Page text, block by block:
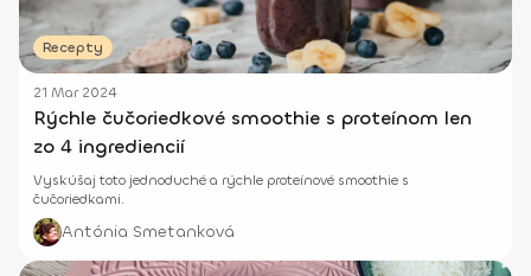
Recepty
21 Mar 2024
Rýchle čučoriedkové smoothie s proteínom len
zo 4 ingrediencií
Vyskúšaj toto jednoduché a rýchle proteínové smoothie s
čučoriedkami.
Antónia Smetanková